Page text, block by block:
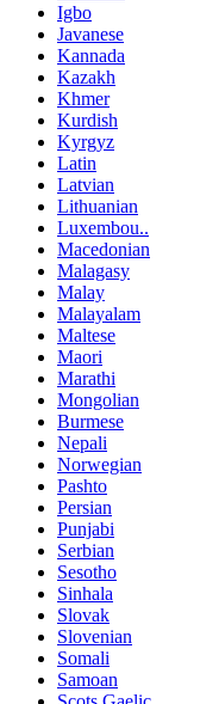
Igbo
Javanese
Kannada
Kazakh
Khmer
Kurdish
Kyrgyz
Latin
Latvian
Lithuanian
Luxembou..
Macedonian
Malagasy
Malay
Malayalam
Maltese
Maori
Marathi
Mongolian
Burmese
Nepali
Norwegian
Pashto
Persian
Punjabi
Serbian
Sesotho
Sinhala
Slovak
Slovenian
Somali
Samoan